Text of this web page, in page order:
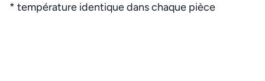
* température identique dans chaque pièce